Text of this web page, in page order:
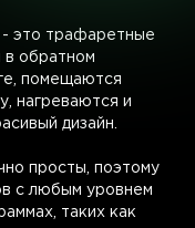
- это трафаретные
в обратном
помещаются
нагреваются и
дизайн.
просты, поэтому
с любым уровнем
таких как